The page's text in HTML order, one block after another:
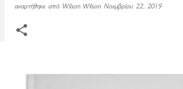
αναρτήθηκε από Wilson Wilson Νοεμβρίου 22, 2019